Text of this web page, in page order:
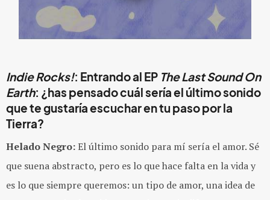
Indie Rocks!: Entrando al EP The Last Sound On
Earth: ¿has pensado cuál sería el último sonido
que te gustaría escuchar en tu paso por la
Tierra?
Helado Negro:El último sonido para mí sería el amor. Sé
que suena abstracto, pero es lo que hace falta en la vida y
es lo que siempre queremos: un tipo de amor, una idea de